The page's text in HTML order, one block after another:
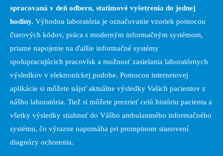
spracovaná v deň odberu, statimové vyšetrenia do jednej
hodiny. Výhodou laboratória je označovanie vzoriek pomocou
čiarových kódov, práca s moderným informačným systémom,
priame napojenie na ďalšie informačné systémy
spolupracujúcich pracovísk a možnosť zasielania laboratórnych
výsledkov v elektronickej podobe. Pomocou internetovej
aplikácie si môžete nájsť aktuálne výsledky Vašich pacientov z
nášho laboratória. Tiež si môžete prezrieť celú históriu pacienta a
všetky výsledky stiahnuť do Vášho ambulantného informačného
systému, čo výrazne napomáha pri promptnom stanovení
diagnózy ochorenia.